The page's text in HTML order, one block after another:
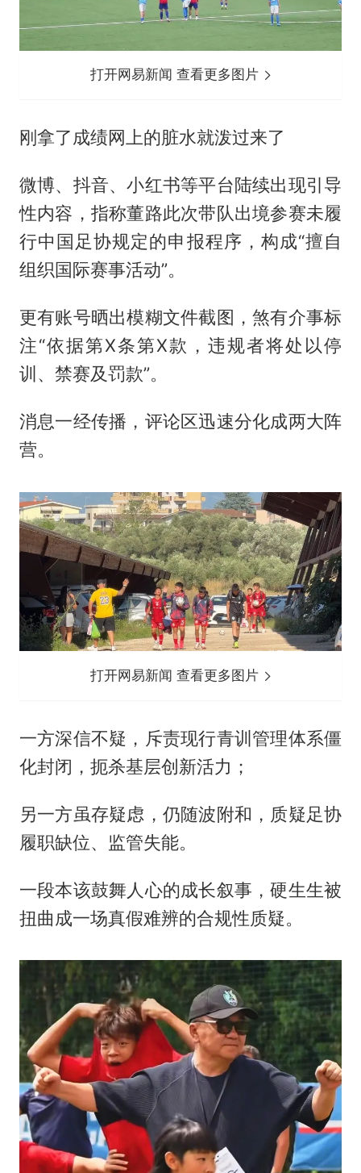
打开网易新闻 查看更多图片
刚拿了成绩网上的脏水就泼过来了
微博、抖音、小红书等平台陆续出现引导
性内容，指称董路此次带队出境参赛未履
行中国足协规定的申报程序，构成“擅自
组织国际赛事活动”。
更有账号晒出模糊文件截图，煞有介事标
注“依据第X条第X款，违规者将处以停
训、禁赛及罚款”。
消息一经传播，评论区迅速分化成两大阵
营。
打开网易新闻 查看更多图片
一方深信不疑，斥责现行青训管理体系僵
化封闭，扼杀基层创新活力；
另一方虽存疑虑，仍随波附和，质疑足协
履职缺位、监管失能。
一段本该鼓舞人心的成长叙事，硬生生被
扭曲成一场真假难辨的合规性质疑。